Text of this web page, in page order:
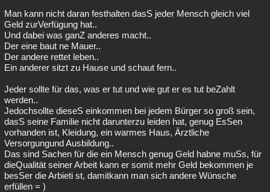
Man kann nicht daran festhalten dasS jeder Mensch gleich viel
Geld zurVerfügung hat..
Und dabei was ganZ anderes macht..
Der eine baut ne Mauer..
Der andere rettet leben..
Ein anderer sitzt zu Hause und schaut fern..
Jeder sollte für das, was er tut und wie gut er es tut beZahlt
werden..
Jedochsollte dieseS einkommen bei jedem Bürger so groß sein,
dasS seine Familie nicht darunterzu leiden hat, genug EsSen
vorhanden ist, Kleidung, ein warmes Haus, Ärztliche
Versorgungund Ausbildung..
Das sind Sachen für die ein Mensch genug Geld habne muSs, für
dieQualität seiner Arbeit kann er somit mehr Geld bekommen je
besSer die Arbieti st, damitkann man sich andere Wünsche
erfüllen = )